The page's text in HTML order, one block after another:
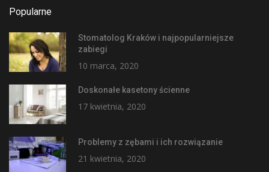
Popularne
Stomatolog Kraków i najpopularniejsze
zabiegi
10 marca, 2020
Doskonałe kasetony ścienne
17 kwietnia, 2020
Problemy z zębami i ich rozwiązanie
21 kwietnia, 2020